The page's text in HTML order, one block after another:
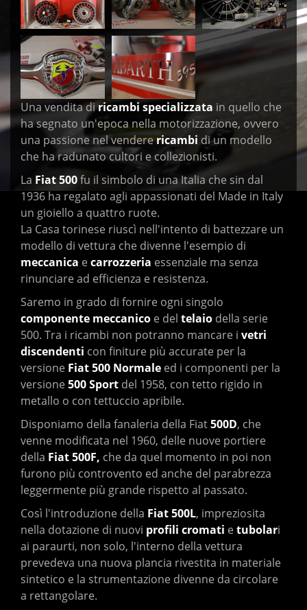
Una vendita diricambi specializzata in quello che
ha segnato un'epoca nella motorizzazione, ovvero
una passione nel venderericambi di un modello
che ha radunato cultori e collezionisti.
La Fiat 500fu il simbolo di una Italia che sin dal
1936 ha regalato agli appassionati del Made in Italy
un gioiello a quattro ruote.
La Casa torinese riuscì nell'intento di battezzare un
modello di vettura che divenne l'esempio di
meccanica ecarrozzeria essenziale ma senza
rinunciare ad efficienza e resistenza.
Saremo in grado di fornire ogni singolo
componente meccanico e del telaio della serie
500. Tra i ricambi non potranno mancare i vetri
discendenti con finiture più accurate per la
versione Fiat 500 Normale ed i componenti per la
versione500 Sport del 1958, con tetto rigido in
metallo o con tettuccio apribile.
Disponiamo della fanaleria della Fiat500D, che
venne modificata nel 1960, delle nuove portiere
della Fiat 500F, che da quel momento in poi non
furono più controvento ed anche del parabrezza
leggermente più grande rispetto al passato.
Così l'introduzione della Fiat 500L, impreziosita
nella dotazione di nuovi profili cromati etubolari
ai paraurti, non solo, l'interno della vettura
prevedeva una nuova plancia rivestita in materiale
sintetico e la strumentazione divenne da circolare
a rettangolare.